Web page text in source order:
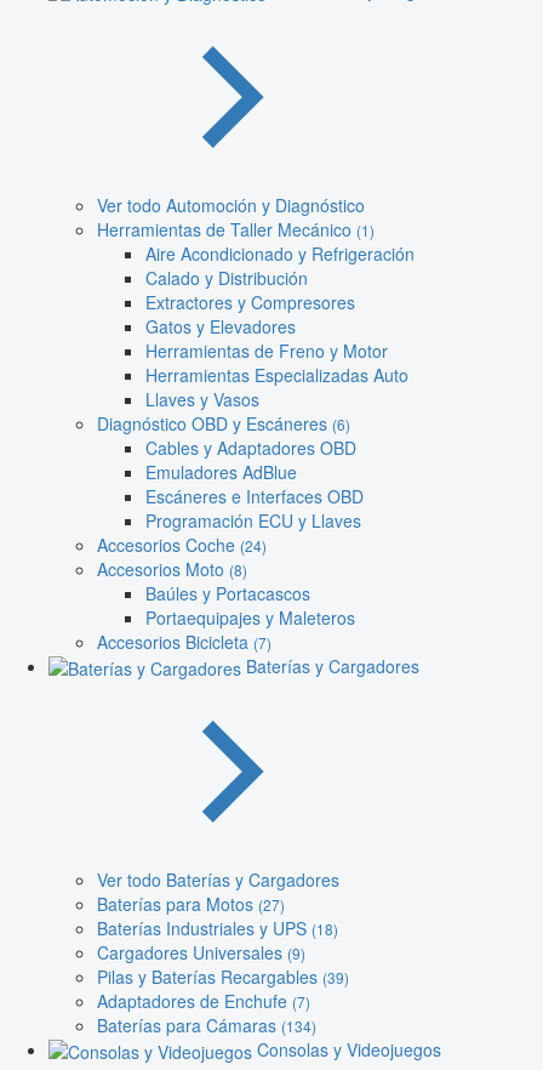
Ver todo Automoción y Diagnóstico
Herramientas de Taller Mecánico (1)
Aire Acondicionado y Refrigeración
Calado y Distribución
Extractores y Compresores
Gatos y Elevadores
Herramientas de Freno y Motor
Herramientas Especializadas Auto
Llaves y Vasos
Diagnóstico OBD y Escáneres (6)
Cables y Adaptadores OBD
Emuladores AdBlue
Escáneres e Interfaces OBD
Programación ECU y Llaves
Accesorios Coche (24)
Accesorios Moto (8)
Baúles y Portacascos
Portaequipajes y Maleteros
Accesorios Bicicleta (7)
Baterías y Cargadores
Ver todo Baterías y Cargadores
Baterías para Motos (27)
Baterías Industriales y UPS (18)
Cargadores Universales (9)
Pilas y Baterías Recargables (39)
Adaptadores de Enchufe (7)
Baterías para Cámaras (134)
Consolas y Videojuegos